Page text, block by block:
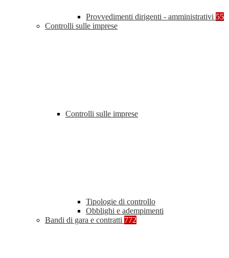
Provvedimenti dirigenti - amministrativi 55
Controlli sulle imprese
Controlli sulle imprese
Tipologie di controllo
Obblighi e adempimenti
Bandi di gara e contratti 772